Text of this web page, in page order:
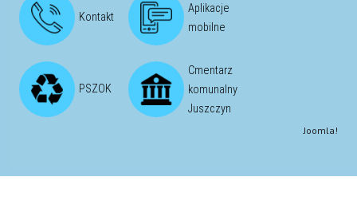
Kontakt
Aplikacje
mobilne
PSZOK
Cmentarz
komunalny
Juszczyn
Joomla!